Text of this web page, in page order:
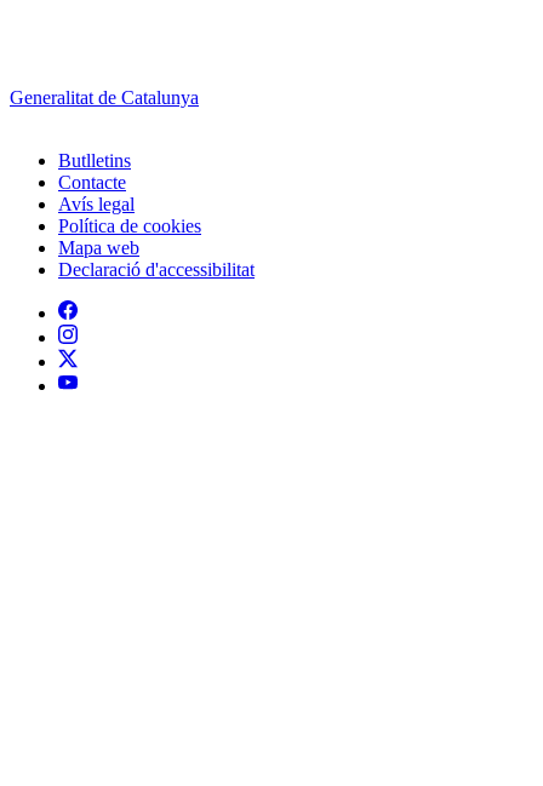
Generalitat de Catalunya
Peu
Butlletins
Contacte
Avís legal
Política de cookies
Mapa web
Declaració d'accessibilitat